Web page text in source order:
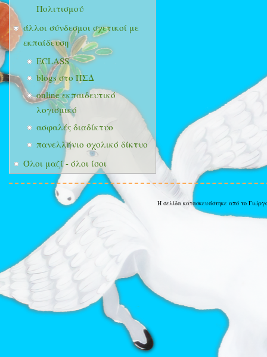
Πολιτισμού
άλλοι σύνδεσμοι σχετικοί με
εκπαίδευση
ECLASS
blogs στο ΠΣΔ
online εκπαιδευτικό
λογισμικό
ασφαλές διαδίκτυο
πανελλήνιο σχολικό δίκτυο
Όλοι μαζί - όλοι ίσοι
Η σελίδα κατασκευάστηκε από το